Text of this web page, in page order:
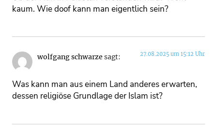
kaum. Wie doof kann man eigentlich sein?
wolfgang schwarze sagt: 27.08.2025 um 15:12 Uhr
Was kann man aus einem Land anderes erwarten,
dessen religiöse Grundlage der Islam ist?